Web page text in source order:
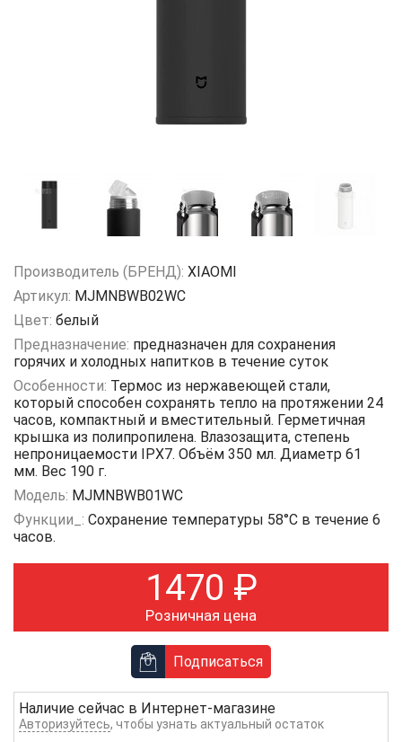
Производитель (БРЕНД): XIAOMI
Артикул: MJMNBWB02WC
Цвет: белый
Предназначение: предназначен для сохранения
горячих и холодных напитков в течение суток
Особенности: Термос из нержавеющей стали,
который способен сохранять тепло на протяжении 24
часов, компактный и вместительный. Герметичная
крышка из полипропилена. Влазозащита, степень
непроницаемости IPX7. Объём 350 мл. Диаметр 61
мм. Вес 190 г.
Модель: MJMNBWB01WC
Функции_: Сохранение температуры 58°С в течение 6
часов.
1470 ₽
Розничная цена
Подписаться
Наличие сейчас в Интернет-магазине
Авторизуйтесь, чтобы узнать актуальный остаток